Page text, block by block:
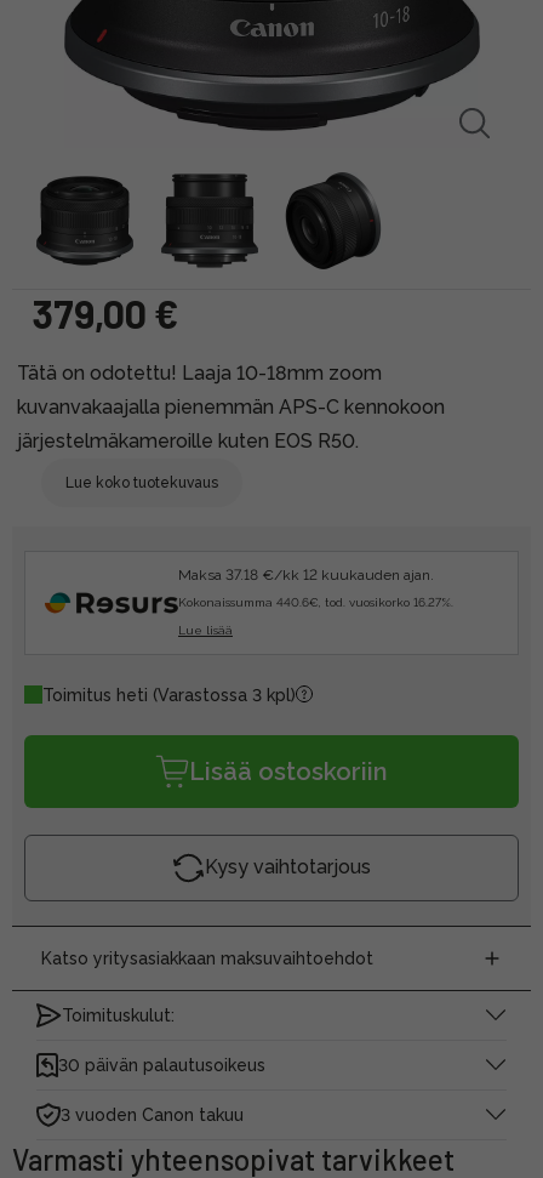
379,00 €
Tätä on odotettu! Laaja 10-18mm zoom
kuvanvakaajalla pienemmän APS-C kennokoon
järjestelmäkameroille kuten EOS R50.
Lue koko tuotekuvaus
Maksa 37.18 €/kk 12 kuukauden ajan.
Kokonaissumma 440.6€, tod. vuosikorko 16.27%.
Lue lisää
Toimitus heti (Varastossa 3 kpl)
Lisää ostoskoriin
Kysy vaihtotarjous
Katso yritysasiakkaan maksuvaihtoehdot
Toimituskulut:
30 päivän palautusoikeus
3 vuoden Canon takuu
Varmasti yhteensopivat tarvikkeet